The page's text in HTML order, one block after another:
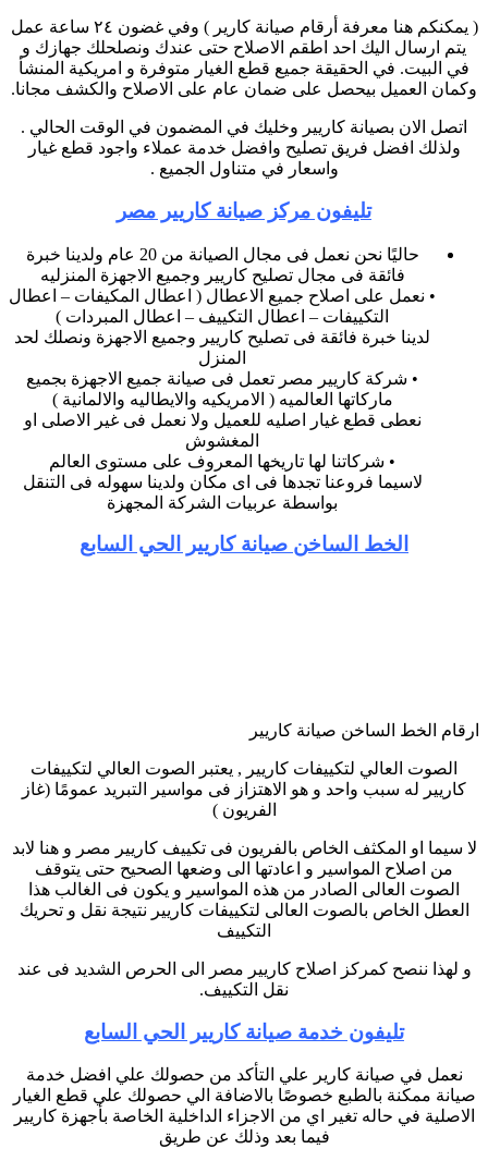
( يمكنكم هنا معرفة أرقام صيانة كارير ) وفي غضون ٢٤ ساعة عمل
يتم ارسال اليك احد اطقم الاصلاح حتى عندك ونصلحلك جهازك و
في البيت. في الحقيقة جميع قطع الغيار متوفرة و امريكية المنشأ
وكمان العميل بيحصل على ضمان عام على الاصلاح والكشف مجانا.
اتصل الان بصيانة كاريير وخليك في المضمون في الوقت الحالي .
ولذلك افضل فريق تصليح وافضل خدمة عملاء واجود قطع غيار
واسعار في متناول الجميع .
تليفون مركز صيانة كاريير مصر
حاليًا نحن نعمل فى مجال الصيانة من 20 عام ولدينا خبرة
فائقة فى مجال تصليح كاريير وجميع الاجهزة المنزليه
• نعمل على اصلاح جميع الاعطال ( اعطال المكيفات – اعطال
التكييفات – اعطال التكييف – اعطال المبردات )
لدينا خبرة فائقة فى تصليح كاريير وجميع الاجهزة ونصلك لحد
المنزل
• شركة كاريير مصر تعمل فى صيانة جميع الاجهزة بجميع
ماركاتها العالميه ( الامريكيه والايطاليه والالمانية )
نعطى قطع غيار اصليه للعميل ولا نعمل فى غير الاصلى او
المغشوش
• شركاتنا لها تاريخها المعروف على مستوى العالم
لاسيما فروعنا تجدها فى اى مكان ولدينا سهوله فى التنقل
بواسطة عربيات الشركة المجهزة
الخط الساخن صيانة كاريير الحي السابع
ارقام الخط الساخن صيانة كاريير
الصوت العالي لتكييفات كاريير , يعتبر الصوت العالي لتكييفات
كاريير له سبب واحد و هو الاهتزاز فى مواسير التبريد عمومًا (غاز
الفريون )
لا سيما او المكثف الخاص بالفريون فى تكييف كاريير مصر و هنا لابد
من اصلاح المواسير و اعادتها الى وضعها الصحيح حتى يتوقف
الصوت العالى الصادر من هذه المواسير و يكون فى الغالب هذا
العطل الخاص بالصوت العالى لتكييفات كاريير نتيجة نقل و تحريك
التكييف
و لهذا ننصح كمركز اصلاح كاريير مصر الى الحرص الشديد فى عند
نقل التكييف.
تليفون خدمة صيانة كاريير الحي السابع
نعمل في صيانة كارير علي التأكد من حصولك علي افضل خدمة
صيانة ممكنة بالطبع خصوصًا بالاضافة الي حصولك علي قطع الغيار
الاصلية في حاله تغير اي من الاجزاء الداخلية الخاصة بأجهزة كاريير
فيما بعد وذلك عن طريق